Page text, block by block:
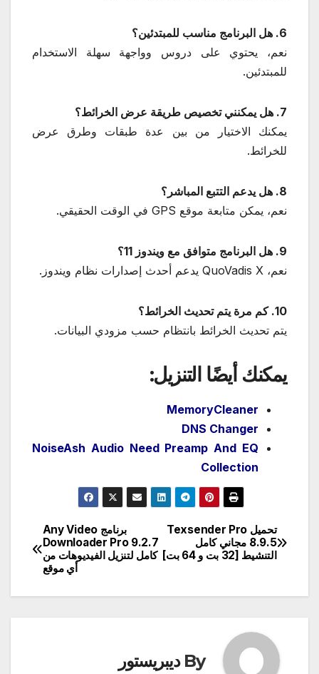
6. هل البرنامج مناسب للمبتدئين؟
نعم، يحتوي على دروس وواجهة سهلة الاستخدام
للمبتدئين.
7. هل يمكنني تخصيص طريقة عرض الخرائط؟
يمكنك الاختيار من بين عدة طبقات وطرق عرض
للخرائط.
8. هل يدعم التتبع المباشر؟
نعم، يمكن متابعة موقع GPS في الوقت الحقيقي.
9. هل البرنامج متوافق مع ويندوز 11؟
نعم، QuoVadis X يدعم أحدث إصدارات نظام ويندوز.
10. كم مرة يتم تحديث الخرائط؟
يتم تحديث الخرائط بانتظام حسب مزودي البيانات.
يمكنك أيضًا التنزيل:
MemoryCleaner
DNS Changer
NoiseAsh Audio Need Preamp And EQ
Collection
تصفّح
المقالات
برنامج Any Video
Downloader Pro 9.2.7
كامل لتنزيل الفيديوهات من
أي موقع
تحميل Texsender Pro
8.9.5 مجاني كامل
التنشيط [32 بت و 64 بت]
By ديبريستور